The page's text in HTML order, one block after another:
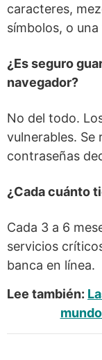
caracteres,
símbolos, o
¿Es seguro
navegador?
No del todo.
vulnerables. Se
contraseñas
¿Cada cuánto
Cada 3 a 6
servicios
banca en línea.
Lee también: